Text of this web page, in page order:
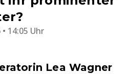
14:05 Uhr
Lea Wagner